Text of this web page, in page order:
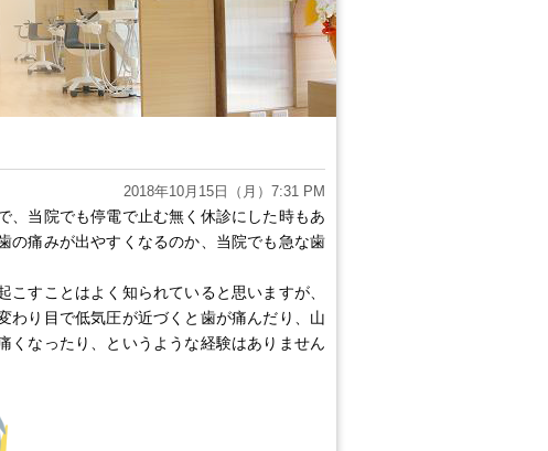
2018年10月15日（月）7:31 PM
、当院でも停電で止む無く休診にした時もあ
の痛みが出やすくなるのか、当院でも急な歯
すことはよく知られていると思いますが、
わり目で低気圧が近づくと歯が痛んだり、山
くなったり、というような経験はありません